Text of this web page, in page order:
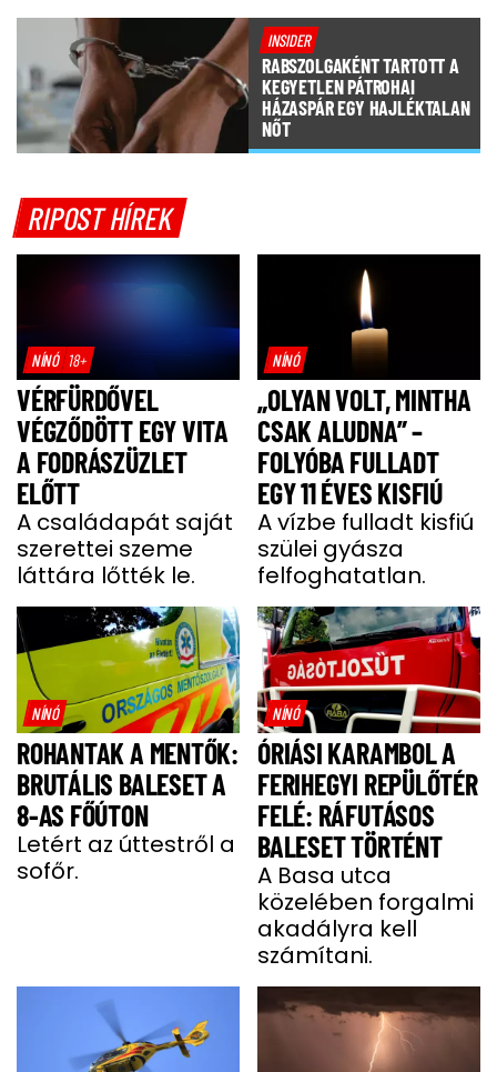
INSIDER
RABSZOLGAKÉNT TARTOTT A
KEGYETLEN PÁTROHAI
HÁZASPÁR EGY HAJLÉKTALAN
NŐT
RIPOST HÍREK
NÍNÓ 18+
VÉRFÜRDŐVEL
VÉGZŐDÖTT EGY VITA
A FODRÁSZÜZLET
ELŐTT
A családapát saját
szerettei szeme
láttára lőtték le.
NÍNÓ
„OLYAN VOLT, MINTHA
CSAK ALUDNA” –
FOLYÓBA FULLADT
EGY 11 ÉVES KISFIÚ
A vízbe fulladt kisfiú
szülei gyásza
felfoghatatlan.
NÍNÓ
ROHANTAK A MENTŐK:
BRUTÁLIS BALESET A
8-AS FŐÚTON
Letért az úttestről a
sofőr.
NÍNÓ
ÓRIÁSI KARAMBOL A
FERIHEGYI REPÜLŐTÉR
FELÉ: RÁFUTÁSOS
BALESET TÖRTÉNT
A Basa utca
közelében forgalmi
akadályra kell
számítani.